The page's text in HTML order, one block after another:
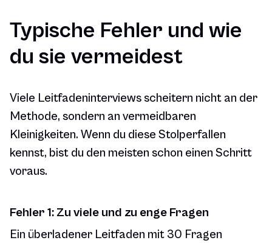
Typische Fehler und wie
du sie vermeidest
Viele Leitfadeninterviews scheitern nicht an der
Methode, sondern an vermeidbaren
Kleinigkeiten. Wenn du diese Stolperfallen
kennst, bist du den meisten schon einen Schritt
voraus.
Fehler 1: Zu viele und zu enge Fragen
Ein überladener Leitfaden mit 30 Fragen